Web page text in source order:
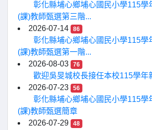
彰化縣埔心鄉埔心國民小學115學
(課)教師甄選第三階...
2026-07-14
86
彰化縣埔心鄉埔心國民小學115學
(課)教師甄選第一階...
2026-08-03
76
歡迎吳旻城校長接任本校115學年
2026-07-23
56
彰化縣埔心鄉埔心國民小學115學
(課)教師甄選簡章
2026-07-29
48